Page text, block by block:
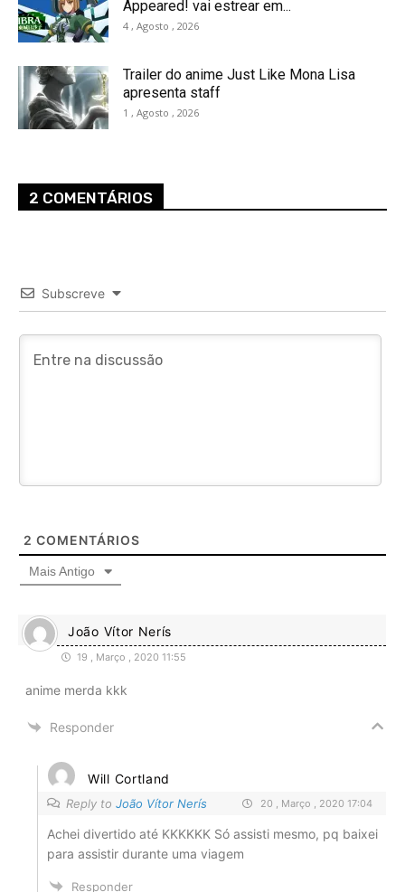
Appeared! vai estrear em...
4 , Agosto , 2026
Trailer do anime Just Like Mona Lisa
apresenta staff
1 , Agosto , 2026
2 COMENTÁRIOS
Subscreve
2 COMENTÁRIOS
Mais Antigo
João Vítor Nerís
19 , Março , 2020 11:55
anime merda kkk
Responder
Will Cortland
Reply to João Vítor Nerís 20 , Março , 2020 17:04
Achei divertido até KKKKKK Só assisti mesmo, pq baixei
para assistir durante uma viagem
Responder